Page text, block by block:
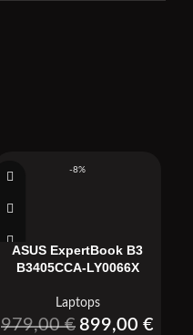
-8%
out
ASUS ExpertBook B3
B3405CCA-LY0066X
Laptops
979,00€ 899,00 €